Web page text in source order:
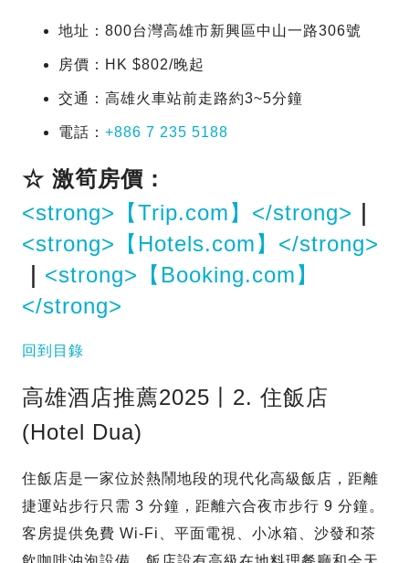
地址：800台灣高雄市新興區中山一路306號
房價：HK $802/晚起
交通：高雄火車站前走路約3~5分鐘
電話： +886 7 235 5188
☆ 激筍房價：
<strong>【Trip.com】</strong>
<strong>【Hotels.com】</strong>
<strong>【Booking.com】
</strong>
回到目錄
高雄酒店推薦2025丨2. 住飯店
(Hotel Dua)
住飯店是一家位於熱鬧地段的現代化高級飯店，距離
捷運站步行只需 3 分鐘，距離六合夜市步行 9 分鐘。
客房提供免費 Wi-Fi、平面電視、小冰箱、沙發和茶